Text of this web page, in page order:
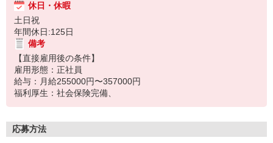
休日・休暇
土日祝
年間休日:125日
備考
【直接雇用後の条件】
雇用形態：正社員
給与：月給255000円〜357000円
福利厚生：社会保険完備、
応募方法